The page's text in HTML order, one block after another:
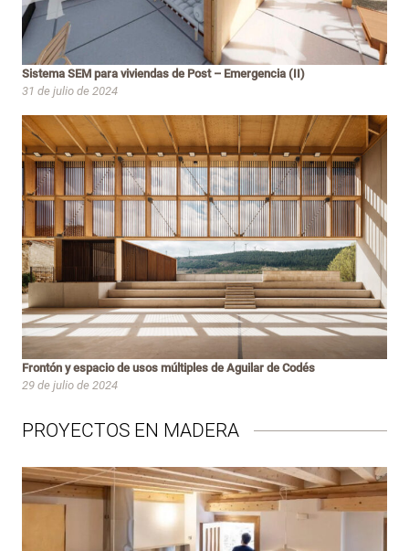
Sistema SEM para viviendas de Post – Emergencia (II)
31 de julio de 2024
Frontón y espacio de usos múltiples de Aguilar de Codés
29 de julio de 2024
PROYECTOS EN MADERA